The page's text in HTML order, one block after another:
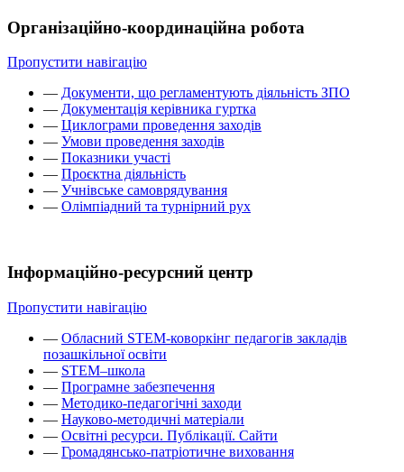
Організаційно-координаційна робота
Пропустити навігацію
— Документи, що регламентують діяльність ЗПО
— Документація керівника гуртка
— Циклограми проведення заходів
— Умови проведення заходів
— Показники участі
— Проєктна діяльність
— Учнівське самоврядування
— Олімпіадний та турнірний рух
Інформаційно-ресурсний центр
Пропустити навігацію
— Обласний STEM-коворкінг педагогів закладів
позашкільної освіти
— STEM–школа
— Програмне забезпечення
— Методико-педагогічні заходи
— Науково-методичні матеріали
— Освітні ресурси. Публікації. Сайти
— Громадянсько-патріотичне виховання